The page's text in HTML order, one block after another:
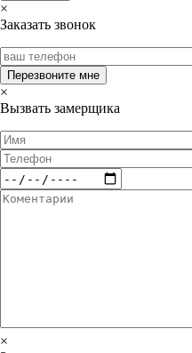
×
Заказать звонок
×
Вызвать замерщика
×